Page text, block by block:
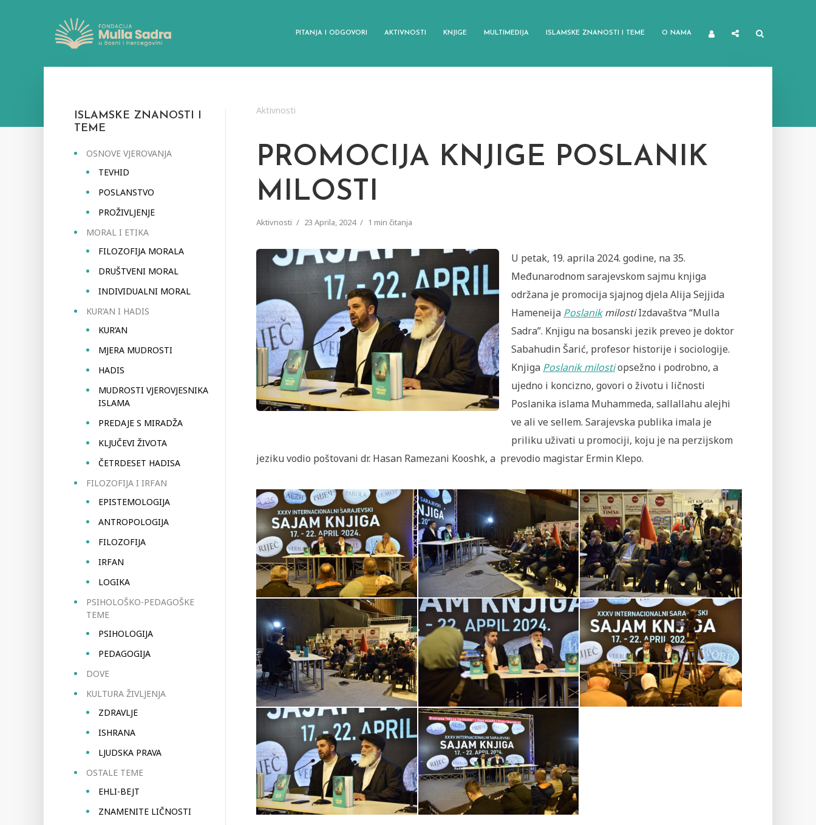
PITANJA I ODGOVORI AKTIVNOSTI KNJIGE MULTIMEDIJA ISLAMSKE ZNANOSTI I TEME O NAMA
ISLAMSKE ZNANOSTI I
TEME
OSNOVE VJEROVANJA
TEVHID
POSLANSTVO
PROŽIVLJENJE
MORAL I ETIKA
FILOZOFIJA MORALA
DRUŠTVENI MORAL
INDIVIDUALNI MORAL
KUR’AN I HADIS
KUR’AN
MJERA MUDROSTI
HADIS
MUDROSTI VJEROVJESNIKA
ISLAMA
PREDAJE S MIRADŽA
KLJUČEVI ŽIVOTA
ČETRDESET HADISA
FILOZOFIJA I IRFAN
EPISTEMOLOGIJA
ANTROPOLOGIJA
FILOZOFIJA
IRFAN
LOGIKA
PSIHOLOŠKO-PEDAGOŠKE
TEME
PSIHOLOGIJA
PEDAGOGIJA
DOVE
KULTURA ŽIVLJENJA
ZDRAVLJE
ISHRANA
LJUDSKA PRAVA
OSTALE TEME
EHLI-BEJT
ZNAMENITE LIČNOSTI
Aktivnosti
PROMOCIJA KNJIGE POSLANIK
MILOSTI
Aktivnosti 23 Aprila, 2024 1 min čitanja
U petak, 19. aprila 2024. godine, na 35.
Međunarodnom sarajevskom sajmu knjiga
održana je promocija sjajnog djela Alija Sejjida
Hameneija PoslanikmilostiIzdavaštva “Mulla
Sadra”. Knjigu na bosanski jezik preveo je doktor
Sabahudin Šarić, profesor historije i sociologije.
Knjiga Poslanik milostiopsežno i podrobno, a
ujedno i koncizno, govori o životu i ličnosti
Poslanika islama Muhammeda, sallallahu alejhi
ve ali ve sellem. Sarajevska publika imala je
priliku uživati u promociji, koju je na perzijskom
jeziku vodio poštovani dr. Hasan Ramezani Kooshk, a prevodio magistar Ermin Klepo.